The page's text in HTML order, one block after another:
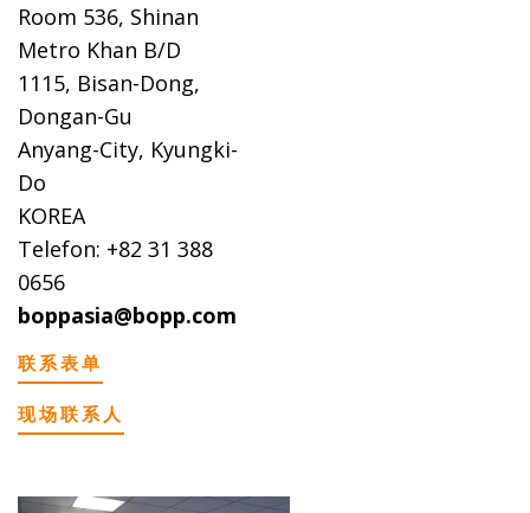
Room 536, Shinan
Metro Khan B/D
1115, Bisan-Dong,
Dongan-Gu
Anyang-City, Kyungki-
Do
KOREA
Telefon: +82 31 388
0656
boppasia@bopp.com
联系表单
现场联系人